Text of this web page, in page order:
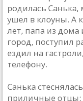
родилась Санька,
ушел в клоуны. А
лет, папа из дома
город, поступил
ездил на
телефону.
Санька
приличные